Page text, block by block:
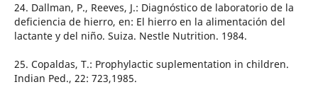
24. Dallman, P., Reeves, J.: Diagnóstico de laboratorio de la
deficiencia de hierro, en: El hierro en la alimentación del
lactante y del niño. Suiza. Nestle Nutrition. 1984.
25. Copaldas, T.: Prophylactic suplementation in children.
Indian Ped., 22: 723,1985.